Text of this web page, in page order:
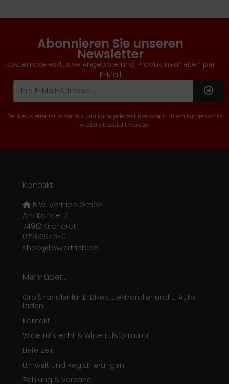
Abonnieren Sie unseren
Newsletter
Kostenlose exklusive Angebote und Produktneuheiten per
E-Mail
Der Newsletter ist kostenlos und kann jederzeit hier oder in Ihrem Kundenkonto
wieder abbestellt werden.
Kontakt
B.W. Vertrieb GmbH
Am Kandel 7
74912 Kirchardt
07266949-0
shop@bwvertrieb.de
Mehr über...
Großhändler für E-Bikes, Elektroroller und E-Auto
laden
Kontakt
Widerrufsrecht & Widerrufsformular
Lieferzeit
Umwelt und Registrierungen
Zahlung & Versand